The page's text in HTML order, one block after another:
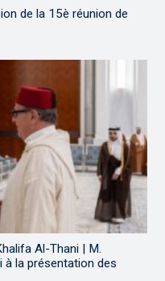
de la 15è réunion de
Al-Thani | M.
à la présentation des